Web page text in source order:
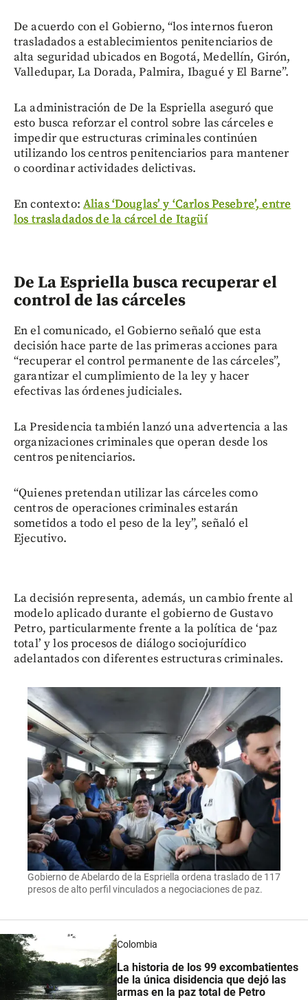
De acuerdo con el Gobierno, “los internos fueron
trasladados a establecimientos penitenciarios de
alta seguridad ubicados en Bogotá, Medellín, Girón,
Valledupar, La Dorada, Palmira, Ibagué y El Barne”.
La administración de De la Espriella aseguró que
esto busca reforzar el control sobre las cárceles e
impedir que estructuras criminales continúen
utilizando los centros penitenciarios para mantener
o coordinar actividades delictivas.
En contexto: Alias ‘Douglas’ y ‘Carlos Pesebre’, entre
los trasladados de la cárcel de Itagüí
De La Espriella busca recuperar el
control de las cárceles
En el comunicado, el Gobierno señaló que esta
decisión hace parte de las primeras acciones para
“recuperar el control permanente de las cárceles”,
garantizar el cumplimiento de la ley y hacer
efectivas las órdenes judiciales.
La Presidencia también lanzó una advertencia a las
organizaciones criminales que operan desde los
centros penitenciarios.
“Quienes pretendan utilizar las cárceles como
centros de operaciones criminales estarán
sometidos a todo el peso de la ley”, señaló el
Ejecutivo.
La decisión representa, además, un cambio frente al
modelo aplicado durante el gobierno de Gustavo
Petro, particularmente frente a la política de ‘paz
total’ y los procesos de diálogo sociojurídico
adelantados con diferentes estructuras criminales.
Gobierno de Abelardo de la Espriella ordena traslado de 117
presos de alto perfil vinculados a negociaciones de paz.
Colombia
La historia de los 99 excombatientes
de la única disidencia que dejó las
armas en la paz total de Petro